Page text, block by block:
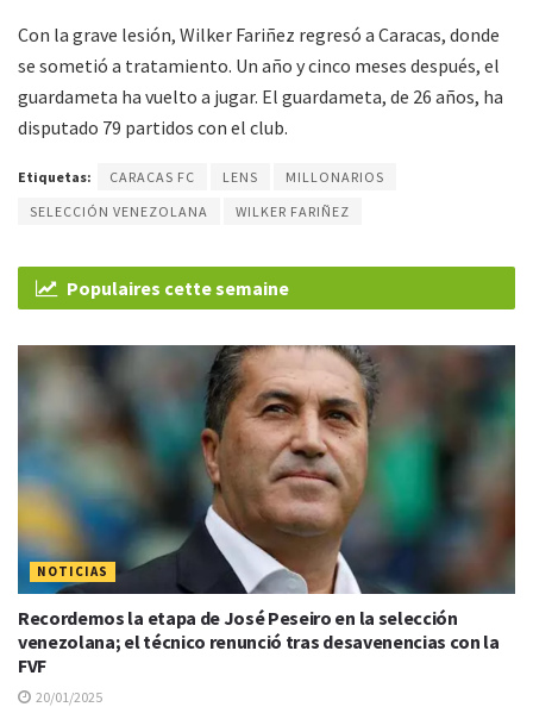
Con la grave lesión, Wilker Fariñez regresó a Caracas, donde
se sometió a tratamiento. Un año y cinco meses después, el
guardameta ha vuelto a jugar. El guardameta, de 26 años, ha
disputado 79 partidos con el club.
Etiquetas: CARACAS FC LENS
MILLONARIOS
SELECCIÓN VENEZOLANA
WILKER FARIÑEZ
Populaires cette semaine
NOTICIAS
Recordemos la etapa de José Peseiro en la selección
venezolana; el técnico renunció tras desavenencias con la
FVF
20/01/2025